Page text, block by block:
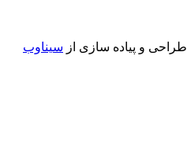
طراحی و پیاده سازی از سیناوب